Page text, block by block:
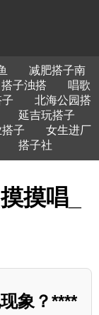
减肥搭子南
搭子浊搭
唱歌
北海公园搭
延吉玩搭子
子
女生进厂
搭子社
摸唱_
象？****